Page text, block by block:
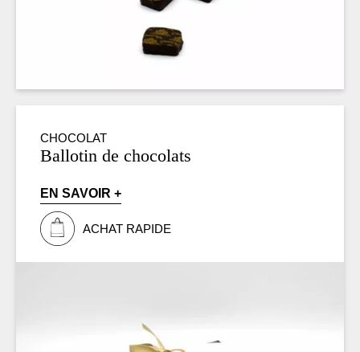
CHOCOLAT
Ballotin de chocolats
EN SAVOIR +
ACHAT RAPIDE